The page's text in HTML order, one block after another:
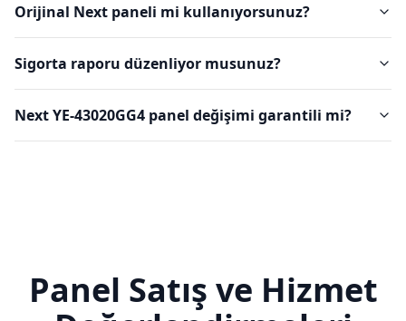
Orijinal Next paneli mi kullanıyorsunuz?
Sigorta raporu düzenliyor musunuz?
Next YE-43020GG4 panel değişimi garantili mi?
Panel Satış ve Hizmet